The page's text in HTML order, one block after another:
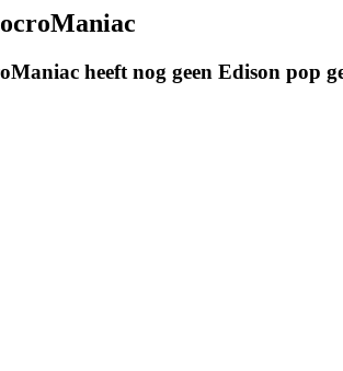
heeft nog geen Edison pop